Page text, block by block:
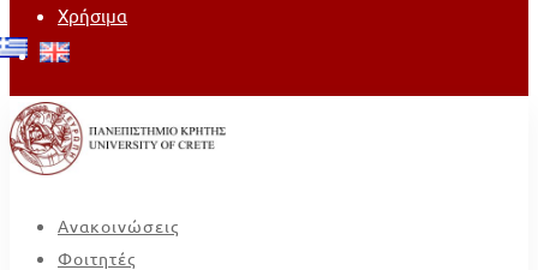
Χρήσιμα
Ανακοινώσεις
Φοιτητές